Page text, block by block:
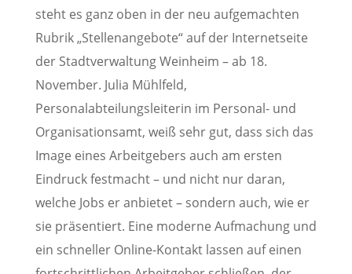
steht es ganz oben in der neu aufgemachten
Rubrik „Stellenangebote“ auf der Internetseite
der Stadtverwaltung Weinheim – ab 18.
November. Julia Mühlfeld,
Personalabteilungsleiterin im Personal- und
Organisationsamt, weiß sehr gut, dass sich das
Image eines Arbeitgebers auch am ersten
Eindruck festmacht – und nicht nur daran,
welche Jobs er anbietet – sondern auch, wie er
sie präsentiert. Eine moderne Aufmachung und
ein schneller Online-Kontakt lassen auf einen